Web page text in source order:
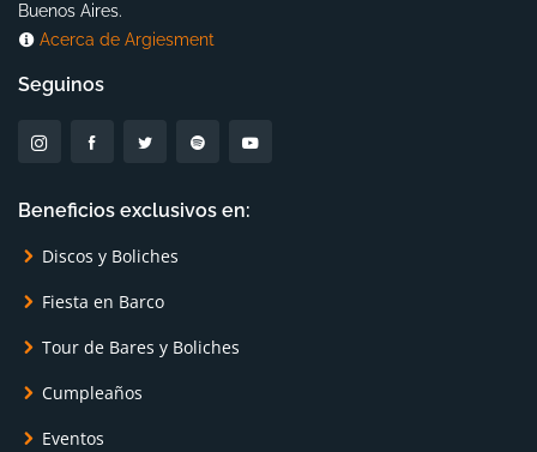
Buenos Aires.
Acerca de Argiesment
Seguinos
Beneficios exclusivos en:
Discos y Boliches
Fiesta en Barco
Tour de Bares y Boliches
Cumpleaños
Eventos